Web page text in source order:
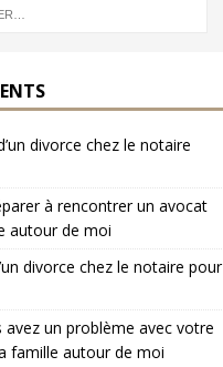
divorce chez le notaire
à rencontrer un avocat
autour de moi
divorce chez le notaire pour
avez un problème avec votre
famille autour de moi